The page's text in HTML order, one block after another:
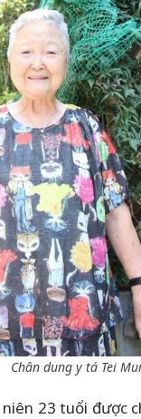
Chân dung y tá Tei
23 tuổi được